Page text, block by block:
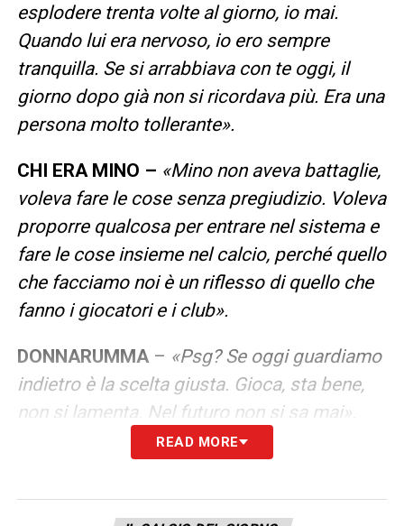
esplodere trenta volte al giorno, io mai.
Quando lui era nervoso, io ero sempre
tranquilla. Se si arrabbiava con te oggi, il
giorno dopo già non si ricordava più. Era una
persona molto tollerante».
CHI ERA MINO – «Mino non aveva battaglie,
voleva fare le cose senza pregiudizio. Voleva
proporre qualcosa per entrare nel sistema e
fare le cose insieme nel calcio, perché quello
che facciamo noi è un riflesso di quello che
fanno i giocatori e i club».
DONNARUMMA– «Psg? Se oggi guardiamo
indietro è la scelta giusta. Gioca, sta bene,
non si lamenta. Nel futuro non si sa mai».
CONTINUA SU JUVENTUSNEWS24
LA PLAYLIST DELLE NOSTRE TOP NEWS
READ MORE